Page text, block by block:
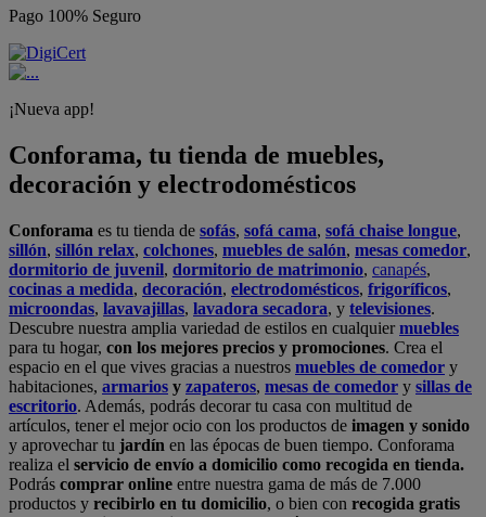
Pago 100% Seguro
¡Nueva app!
Conforama, tu tienda de muebles,
decoración y electrodomésticos
Conforama es tu tienda de sofás, sofá cama, sofá chaise longue,
sillón, sillón relax, colchones, muebles de salón, mesas comedor,
dormitorio de juvenil, dormitorio de matrimonio, canapés,
cocinas a medida, decoración, electrodomésticos, frigoríficos,
microondas, lavavajillas, lavadora secadora, y televisiones.
Descubre nuestra amplia variedad de estilos en cualquiermuebles
para tu hogar, con los mejores precios y promociones. Crea el
espacio en el que vives gracias a nuestros muebles de comedor y
habitaciones, armarios y zapateros, mesas de comedor y sillas de
escritorio. Además, podrás decorar tu casa con multitud de
artículos, tener el mejor ocio con los productos de imagen y sonido
y aprovechar tu jardín en las épocas de buen tiempo. Conforama
realiza el servicio de envío a domicilio como recogida en tienda.
Podrás comprar online entre nuestra gama de más de 7.000
productos y recibirlo en tu domicilio, o bien con recogida gratis